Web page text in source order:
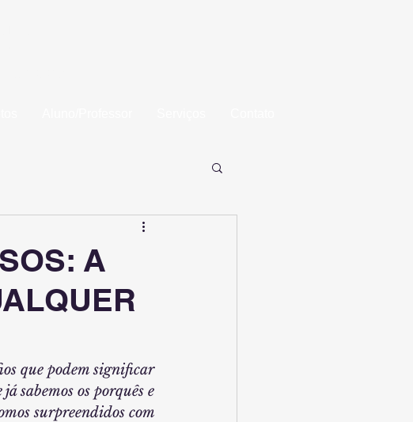
A
que podem significar
sabemos os porquês e
surpreendidos com